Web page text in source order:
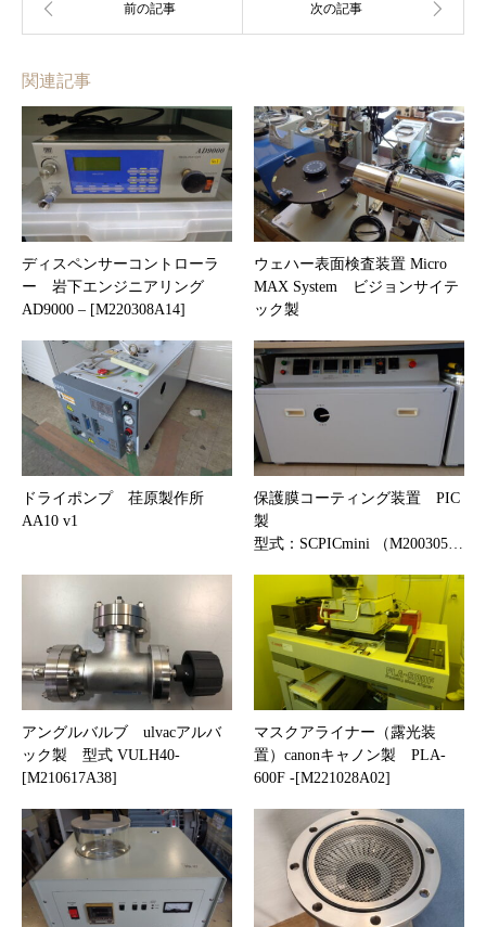
関連記事
ディスペンサーコントローラ
ー 岩下エンジニアリング
AD9000 – [M220308A14]
ウェハー表面検査装置 Micro
MAX System ビジョンサイテ
ック製
ドライポンプ 荏原製作所
AA10 v1
保護膜コーティング装置 PIC
製
型式：SCPICmini （M200305…
アングルバルブ ulvacアルバ
ック製 型式 VULH40-
[M210617A38]
マスクアライナー（露光装
置）canonキャノン製 PLA-
600F -[M221028A02]